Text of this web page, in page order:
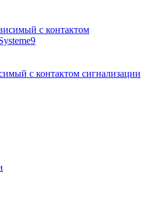
с контактом сигнализации